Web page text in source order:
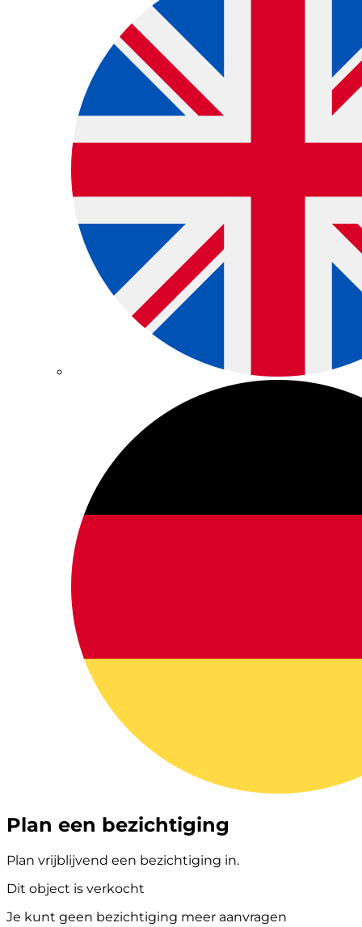
Plan een bezichtiging
Plan vrijblijvend een bezichtiging in.
Dit object is verkocht
Je kunt geen bezichtiging meer aanvragen